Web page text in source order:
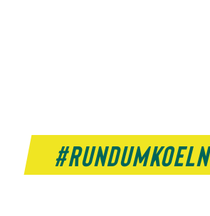
#RUNDUMKOELN